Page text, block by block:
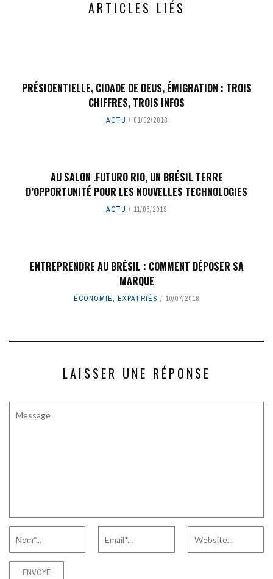
ARTICLES LIÉS
PRÉSIDENTIELLE, CIDADE DE DEUS, ÉMIGRATION : TROIS
CHIFFRES, TROIS INFOS
ACTU 01/02/2018
AU SALON .FUTURO RIO, UN BRÉSIL TERRE
D’OPPORTUNITÉ POUR LES NOUVELLES TECHNOLOGIES
ACTU 11/06/2019
ENTREPRENDRE AU BRÉSIL : COMMENT DÉPOSER SA
MARQUE
ÉCONOMIE, EXPATRIÉS 10/07/2018
LAISSER UNE RÉPONSE